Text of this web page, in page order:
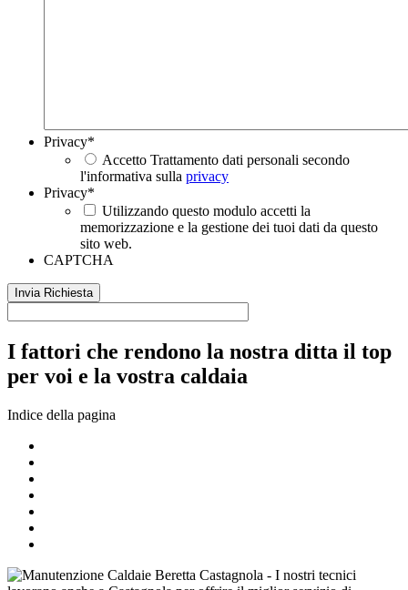
Privacy*
Accetto Trattamento dati personali secondo
l'informativa sulla privacy
Privacy*
Utilizzando questo modulo accetti la
memorizzazione e la gestione dei tuoi dati da questo
sito web.
CAPTCHA
I fattori che rendono la nostra ditta il top
per voi e la vostra caldaia
Indice della pagina